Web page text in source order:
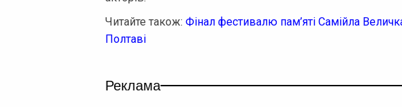
Читайте також: Фінал фестивалю пам’яті Самійла
Полтаві
Реклама